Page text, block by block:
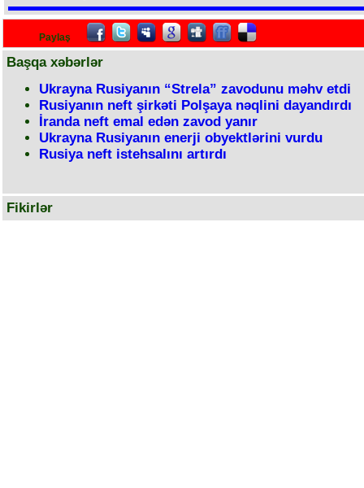
Paylaş
Başqa xəbərlər
Ukrayna Rusiyanın “Strela” zavodunu məhv etdi
Rusiyanın neft şirkəti Polşaya nəqlini dayandırdı
İranda neft emal edən zavod yanır
Ukrayna Rusiyanın enerji obyektlərini vurdu
Rusiya neft istehsalını artırdı
Fikirlər